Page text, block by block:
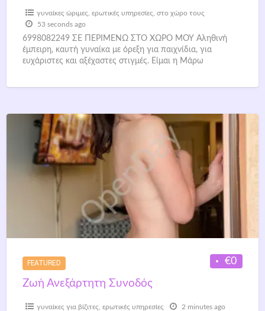
γυναίκες ώριμες ερωτικές υπηρεσίες στο χώρο τους
53 seconds ago
6998082249 ΣΕ ΠΕΡΙΜΕΝΩ ΣΤΟ ΧΩΡΟ ΜΟΥ Αληθινή
έμπειρη, καυτή γυναίκα με όρεξη για παιχνίδια, για
ευχάριστες και αξέχαστες στιγμές. Είμαι η Μάρω
FEATURED
€0
Ζωή Ανεξάρτητη Συνοδός
γυναίκες για βίζιτες ερωτικές υπηρεσίες 2 minutes ago